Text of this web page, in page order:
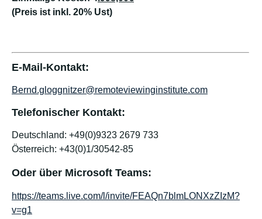
(Preis ist inkl. 20% Ust)
E-Mail-Kontakt:
Bernd.gloggnitzer@remoteviewinginstitute.com
Telefonischer Kontakt:
Deutschland: +49(0)9323 2679 733
Österreich: +43(0)1/30542-85
Oder über Microsoft Teams:
https://teams.live.com/l/invite/FEAQn7blmLONXzZIzM?
v=g1